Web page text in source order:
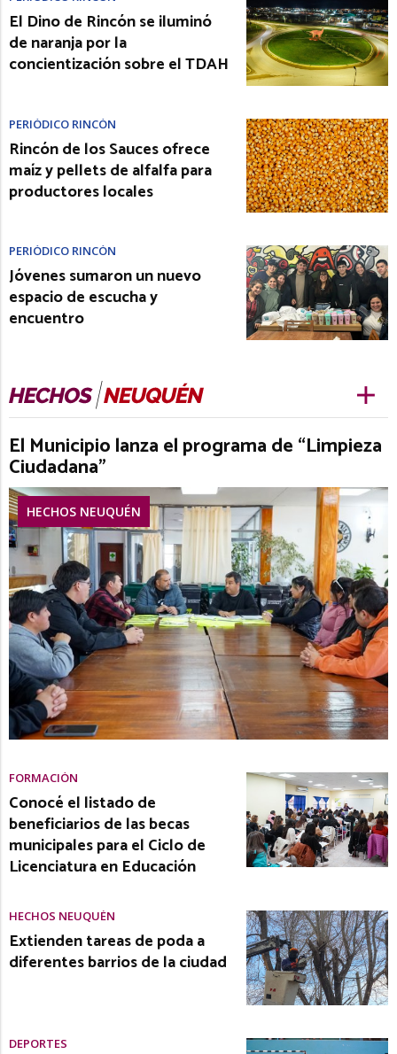
El Dino de Rincón se iluminó
de naranja por la
concientización sobre el TDAH
PERIÓDICO RINCÓN
Rincón de los Sauces ofrece
maíz y pellets de alfalfa para
productores locales
PERIÓDICO RINCÓN
Jóvenes sumaron un nuevo
espacio de escucha y
encuentro
El Municipio lanza el programa de “Limpieza
Ciudadana”
HECHOS NEUQUÉN
FORMACIÓN
Conocé el listado de
beneficiarios de las becas
municipales para el Ciclo de
Licenciatura en Educación
HECHOS NEUQUÉN
Extienden tareas de poda a
diferentes barrios de la ciudad
DEPORTES